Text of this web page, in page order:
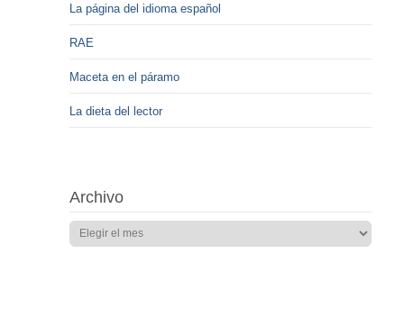
La página del idioma español
RAE
Maceta en el páramo
La dieta del lector
Archivo